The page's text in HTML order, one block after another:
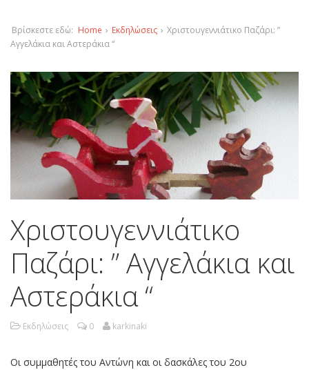
Βρίσκεστε εδώ: Home › Εκδηλώσεις › Χριστουγεννιάτικο Παζάρι: ”
Αγγελάκια και Αστεράκια “
Χριστουγεννιάτικο
Παζάρι: ” Αγγελάκια και
Αστεράκια “
Εκδηλώσεις 0 karkinaki
Οι συμμαθητές του Αντώνη και οι δασκάλες του 2ου